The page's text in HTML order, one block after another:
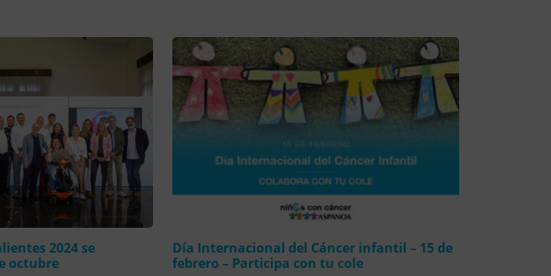
2024 se
octubre
Día Internacional del Cáncer infantil – 15 de
febrero – Participa con tu cole